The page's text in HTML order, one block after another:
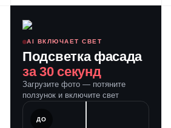
AI ВКЛЮЧАЕТ СВЕТ
Подсветка фасада
за 30 секунд
Загрузите фото — потяните
ползунок и включите свет
ДО